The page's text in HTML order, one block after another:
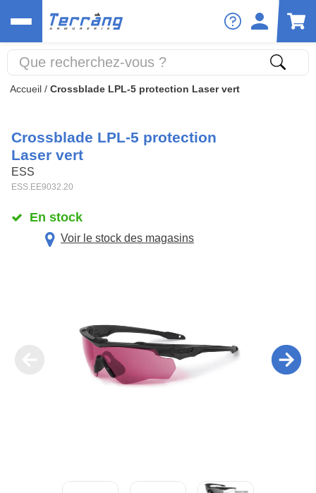
Accueil / Crossblade LPL-5 protection Laser vert
Crossblade LPL-5 protection
Laser vert
ESS
ESS.EE9032.20
En stock
Voir le stock des magasins